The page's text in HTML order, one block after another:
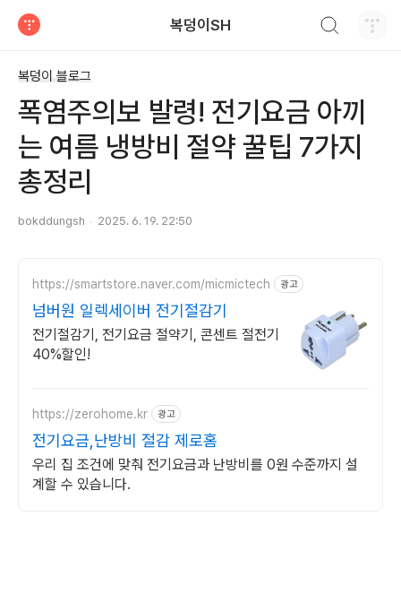
복덩이SH
복덩이 블로그
폭염주의보 발령! 전기요금 아끼
는 여름 냉방비 절약 꿀팁 7가지
총정리
bokddungsh 2025. 6. 19. 22:50
https://smartstore.naver.com/micmictech 광고
넘버원 일렉세이버 전기절감기
전기절감기, 전기요금 절약기, 콘센트 절전기
40%할인!
https://zerohome.kr 광고
전기요금,난방비 절감 제로홈
우리 집 조건에 맞춰 전기요금과 난방비를 0원 수준까지 설
계할 수 있습니다.